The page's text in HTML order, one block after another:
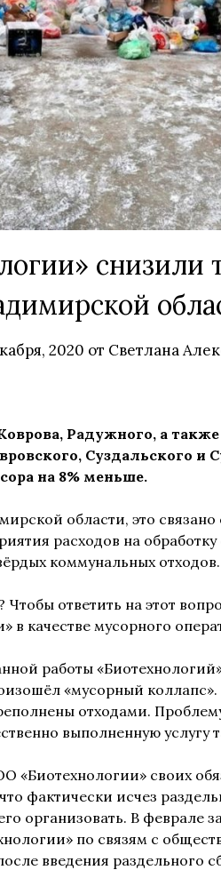
снизили
2020 от Светлана
Радужного, а также
Суздальского и
на 8% меньше.
области, это связано
расходов на обработку
коммунальных отходов.
ответить на этот
качестве мусорного
работы
«мусорный
отходами.
выполненную услугу
«Биотехнологии» своих
фактически исчез
организовать. В феврале
по связям с
введения раздельного